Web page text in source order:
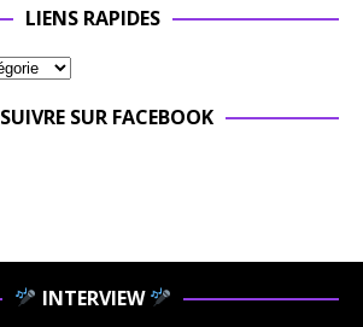
LIENS RAPIDES
SUIVRE SUR FACEBOOK
INTERVIEW